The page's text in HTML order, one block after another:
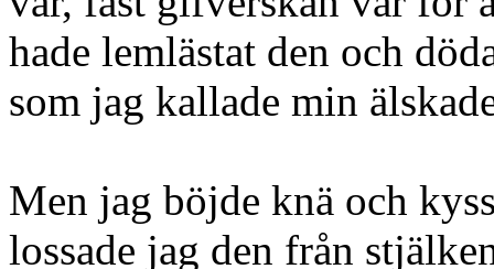
hade lemlästat den och
som jag kallade min
Men jag böjde knä och
lossade jag den från